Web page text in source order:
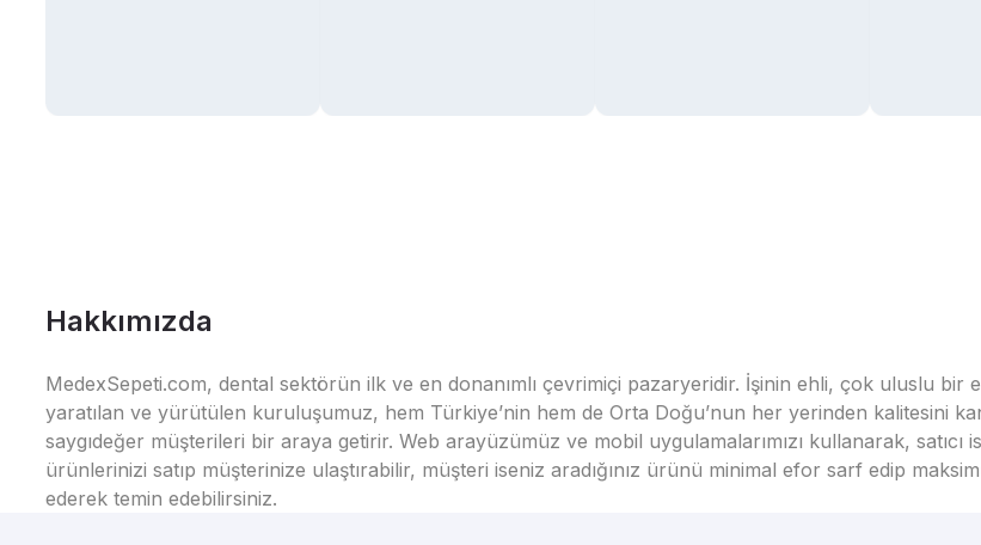
Hakkımızda
MedexSepeti.com, dental sektörün ilk ve en donanımlı çevrimiçi pazaryeridir. İşinin ehli, çok uluslu bir
yaratılan ve yürütülen kuruluşumuz, hem Türkiye’nin hem de Orta Doğu’nun her yerinden kalitesini
saygıdeğer müşterileri bir araya getirir. Web arayüzümüz ve mobil uygulamalarımızı kullanarak, satıcı
ürünlerinizi satıp müşterinize ulaştırabilir, müşteri iseniz aradığınız ürünü minimal efor sarf edip
ederek temin edebilirsiniz.